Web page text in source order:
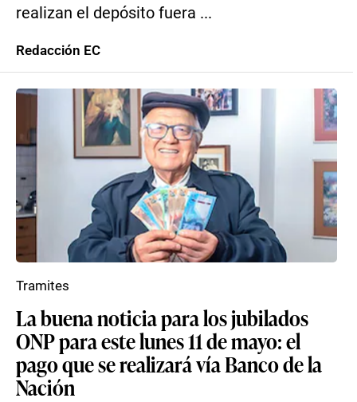
realizan el depósito fuera ...
Redacción EC
La buena noticia para los jubilados
ONP para este lunes 11 de mayo: el
pago que se realizará vía Banco de la
Nación
Tramites